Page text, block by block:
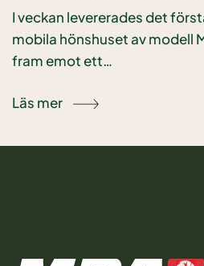
I veckan levererades det
mobila hönshuset av modell
fram emot ett…
Läs mer